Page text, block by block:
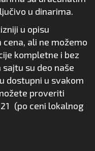
u dinarima.
u opisu
ali ne možemo
kompletne i bez
su deo naše
dostupni u svakom
proveriti
(po ceni lokalnog